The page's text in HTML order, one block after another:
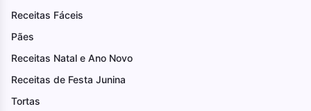
Receitas Fáceis
Pães
Receitas Natal e Ano Novo
Receitas de Festa Junina
Tortas